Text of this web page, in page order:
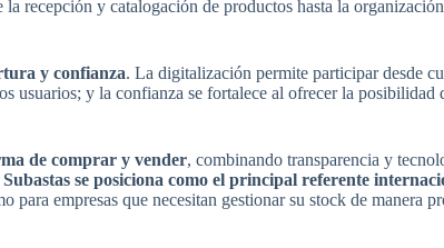
la recepción y catalogación de productos hasta la
y confianza. La digitalización permite participar desde
usuarios; y la confianza se fortalece al ofrecer la
de comprar y vender, combinando transparencia y
se posiciona como el principal referente
para empresas que necesitan gestionar su stock de manera